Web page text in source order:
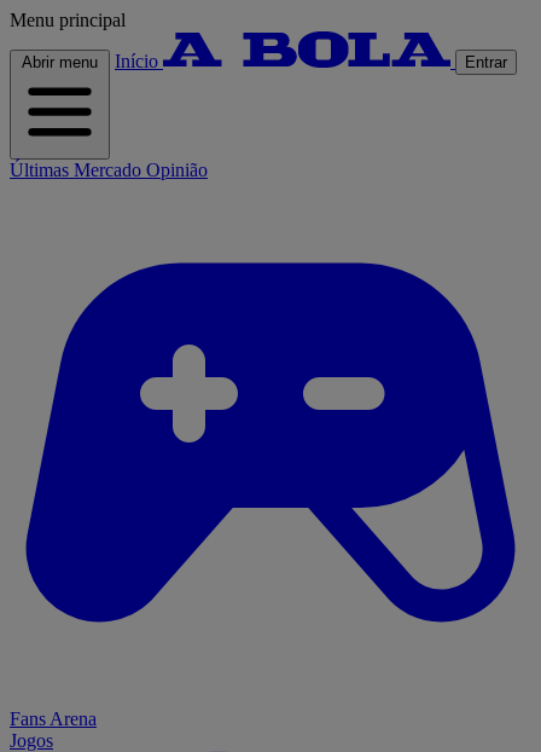
Menu principal
Abrir menu Início Entrar
Últimas Mercado Opinião
Fans Arena
Jogos